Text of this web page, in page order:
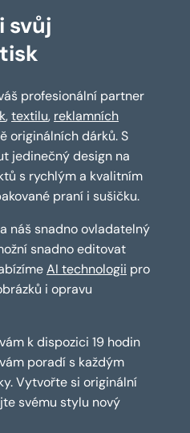
svůj
profesionální partner
,textilu, reklamních
originálních dárků. S
jedinečný design na
s rychlým a kvalitním
praní i sušičku.
náš snadno ovladatelný
snadno editovat
AI technologii pro
i opravu
k dispozici 19 hodin
poradí s každým
Vytvořte si originální
svému stylu nový